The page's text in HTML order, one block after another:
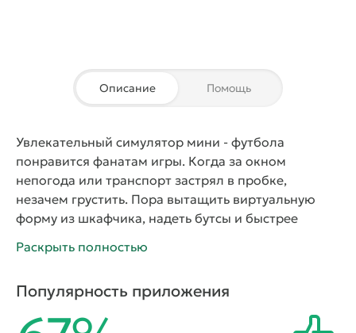
Описание Помощь
Увлекательный симулятор мини - футбола
понравится фанатам игры. Когда за окном
непогода или транспорт застрял в пробке,
незачем грустить. Пора вытащить виртуальную
форму из шкафчика, надеть бутсы и быстрее
онлайн. Компанию игроку составит группа
выберет в команду лучших. Пусть трибуны кричат
от восторга, пора зарядиться позитивом, разбив
Раскрыть полностью
Популярность приложения